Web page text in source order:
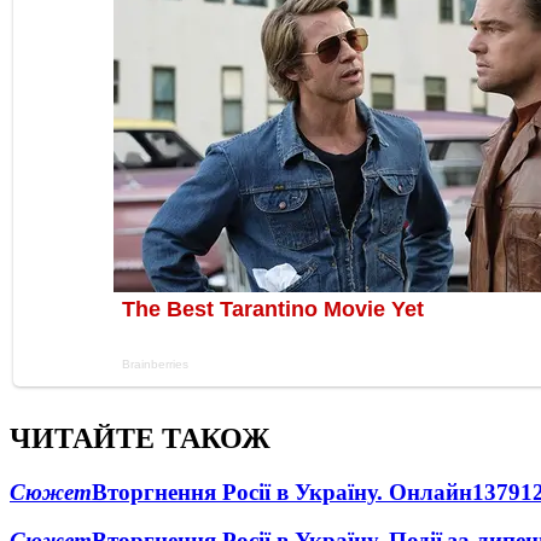
ЧИТАЙТЕ ТАКОЖ
СюжетВторгнення Росії в Україну. Онлайн1379